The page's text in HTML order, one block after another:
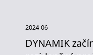
2024-06
DYNAMIK